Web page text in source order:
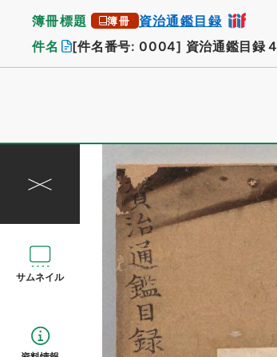
簿冊標題 簿冊 資治通鑑目録
件名 [件名番号: 0004] 資治通鑑目録４
サムネイル